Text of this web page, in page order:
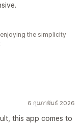
enjoying the simplicity
6 กุมภาพันธ์ 2026
this app comes to